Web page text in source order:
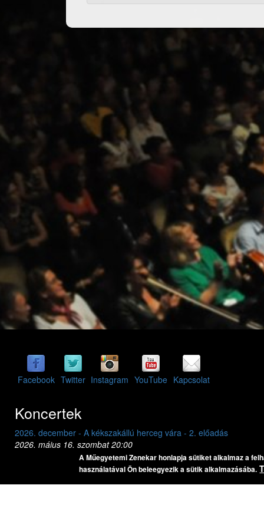
Facebook Twitter Instagram YouTube Kapcsolat
Koncertek
2026. december - A kékszakállú herceg vára - 2. előadás
2026. május 16. szombat 20:00
BME K épület, aula
Bartók Béla: A kékszakállú herceg vára
A Műegyetemi Zenekar honlapja sütiket alkalmaz a
használatával Ön beleegyezik a sütik alkalmazásába.